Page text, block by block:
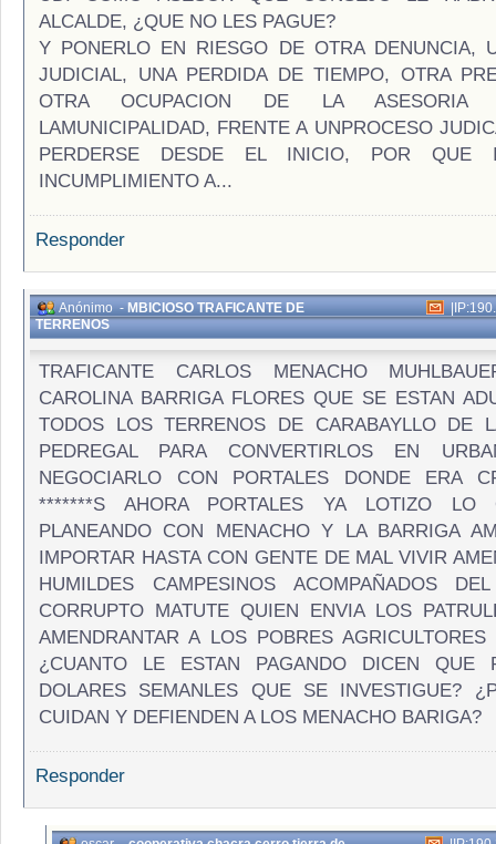
ALCALDE, ¿QUE NO LES PAGUE?
Y PONERLO EN RIESGO DE OTRA DENUNCIA,
JUDICIAL, UNA PERDIDA DE TIEMPO, OTRA
OTRA OCUPACION DE LA ASESORIA
LAMUNICIPALIDAD, FRENTE A UNPROCESO
PERDERSE DESDE EL INICIO, POR QUE
INCUMPLIMIENTO A...
Responder
Anónimo-MBICIOSO TRAFICANTE DE
TERRENOS
|
TRAFICANTE CARLOS MENACHO
CAROLINA BARRIGA FLORES QUE SE ESTAN
TODOS LOS TERRENOS DE CARABAYLLO DE
PEDREGAL PARA CONVERTIRLOS EN
NEGOCIARLO CON PORTALES DONDE ERA
*******S AHORA PORTALES YA LOTIZO LO
PLANEANDO CON MENACHO Y LA BARRIGA
IMPORTAR HASTA CON GENTE DE MAL VIVIR
HUMILDES CAMPESINOS ACOMPAÑADOS
CORRUPTO MATUTE QUIEN ENVIA LOS
AMENDRANTAR A LOS POBRES
¿CUANTO LE ESTAN PAGANDO DICEN QUE
DOLARES SEMANLES QUE SE INVESTIGUE?
CUIDAN Y DEFIENDEN A LOS MENACHO BARIGA?
Responder